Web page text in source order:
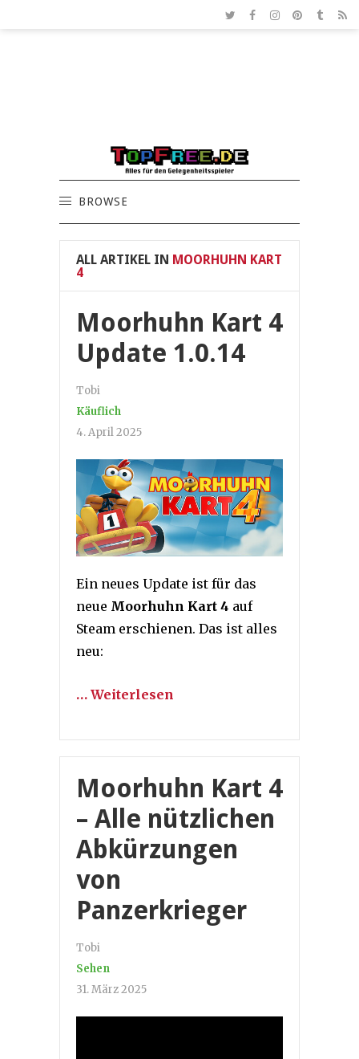
BROWSE
ALL ARTIKEL IN MOORHUHN KART
4
Moorhuhn Kart 4
Update 1.0.14
Tobi
Käuflich
4. April 2025
Ein neues Update ist für das
neue Moorhuhn Kart 4 auf
Steam erschienen. Das ist alles
neu:
… Weiterlesen
Moorhuhn Kart 4
– Alle nützlichen
Abkürzungen
von
Panzerkrieger
Tobi
Sehen
31. März 2025